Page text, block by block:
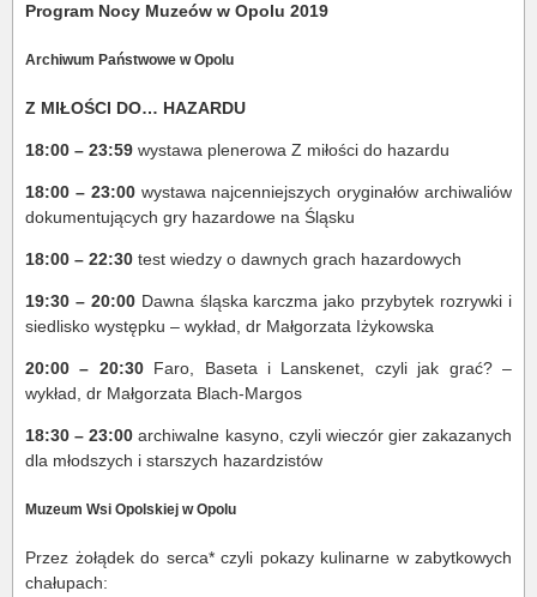
Program Nocy Muzeów w Opolu 2019
Archiwum Państwowe w Opolu
Z MIŁOŚCI DO… HAZARDU
18:00 – 23:59 wystawa plenerowa Z miłości do hazardu
18:00 – 23:00wystawa najcenniejszych oryginałów archiwaliów
dokumentujących gry hazardowe na Śląsku
18:00 – 22:30 test wiedzy o dawnych grach hazardowych
19:30 – 20:00Dawna śląska karczma jako przybytek rozrywki i
siedlisko występku – wykład, dr Małgorzata Iżykowska
20:00 – 20:30Faro, Baseta i Lanskenet, czyli jak grać? –
wykład, dr Małgorzata Blach-Margos
18:30 – 23:00 archiwalne kasyno, czyli wieczór gier zakazanych
dla młodszych i starszych hazardzistów
Muzeum Wsi Opolskiej w Opolu
Przez żołądek do serca* czyli pokazy kulinarne w zabytkowych
chałupach: